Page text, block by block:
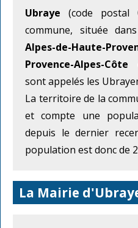
Ubraye (code postal
commune, située
Alpes-de-Haute-
Provence-Alpes-Côte
sont appelés les
La territoire de la
et compte une
depuis le dernier
population est donc de
La Mairie